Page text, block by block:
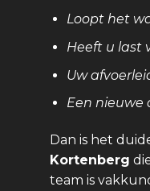
Loopt het
Heeft u last
Uw
Een nieuwe
Dan is het
Kortenberg
team is